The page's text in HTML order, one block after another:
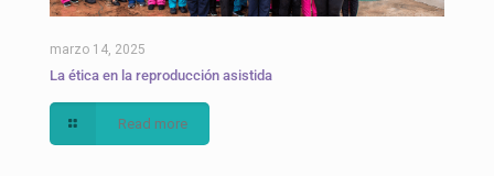
marzo 14, 2025
La ética en la reproducción asistida
Read more